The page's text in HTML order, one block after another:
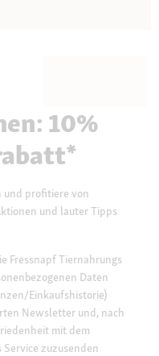
10%
profitiere von
und lauter Tipps
Fressnapf Tiernahrungs
Daten
Einkaufshistorie)
Newsletter und, nach
mit dem
zuzusenden